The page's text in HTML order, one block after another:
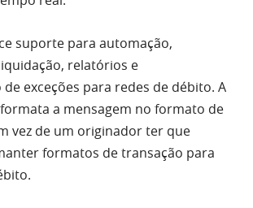
suporte para automação,
relatórios e
exceções para redes de débito. A
a mensagem no formato de
vez de um originador ter que
formatos de transação para